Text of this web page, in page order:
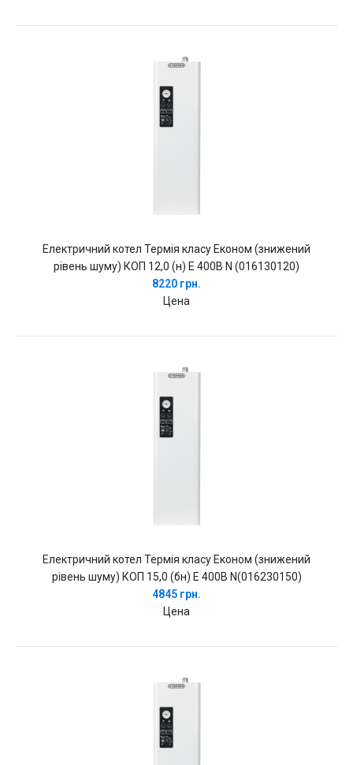
Електричний котел Термія класу Економ (знижений
рівень шуму) КОП 12,0 (н) Е 400В N (016130120)
8220 грн.
Цена
Електричний котел Термія класу Економ (знижений
рівень шуму) КОП 15,0 (бн) Е 400В N(016230150)
4845 грн.
Цена